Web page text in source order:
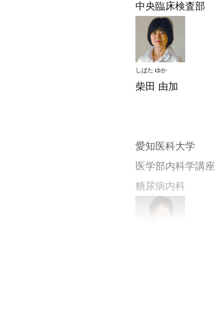
中央臨床検査部
しばた ゆか
柴田 由加
愛知医科大学
医学部内科学講座
糖尿病内科